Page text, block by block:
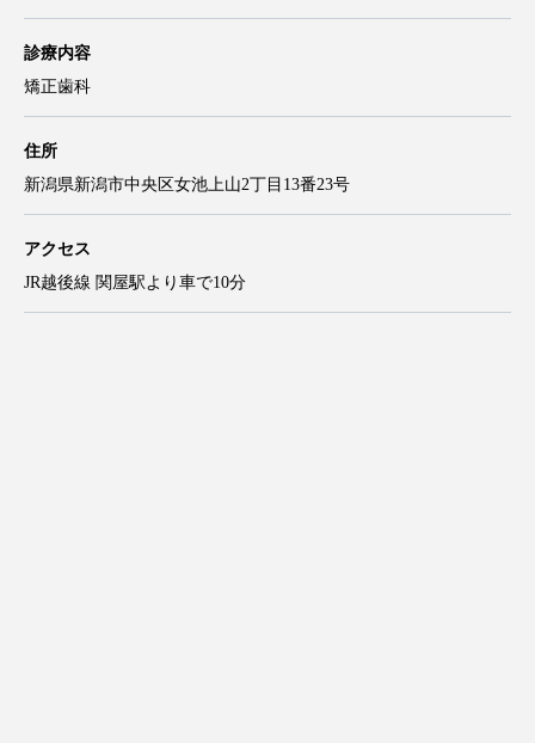
診療内容
矯正歯科
住所
新潟県新潟市中央区女池上山2丁目13番23号
アクセス
JR越後線 関屋駅より車で10分